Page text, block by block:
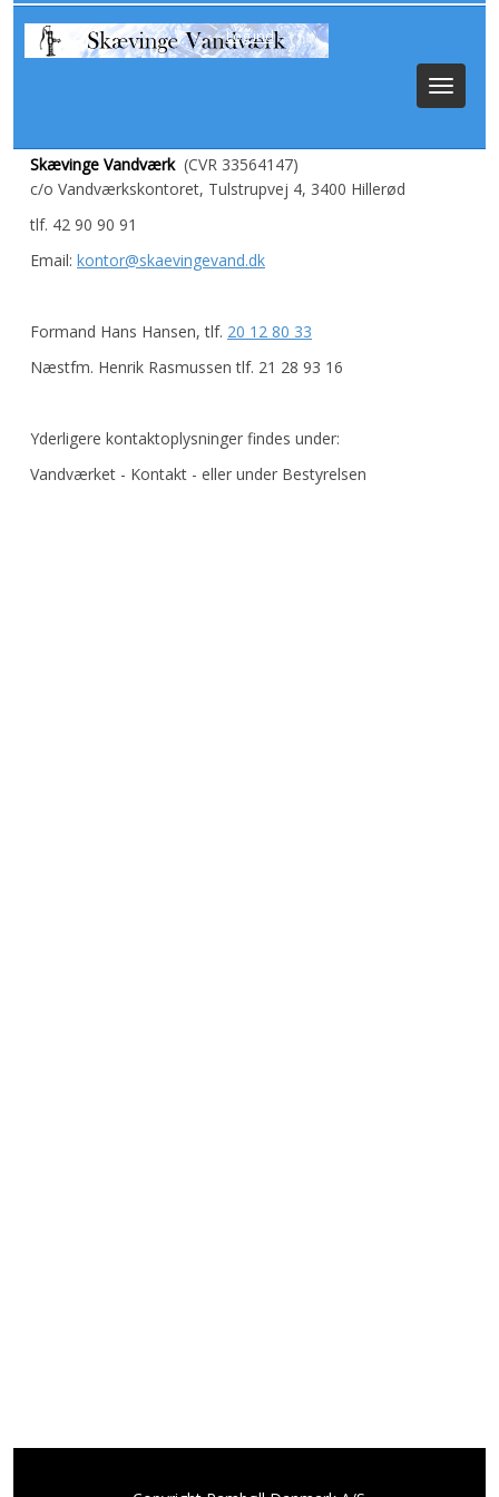
Log ind
Toggle
Skævinge Vandværk(CVR 33564147)
c/o Vandværkskontoret, Tulstrupvej 4, 3400 Hillerød
tlf. 42 90 90 91
Email: kontor@skaevingevand.dk
Formand Hans Hansen, tlf. 20 12 80 33
Næstfm. Henrik Rasmussen tlf. 21 28 93 16
Yderligere kontaktoplysninger findes under:
Vandværket - Kontakt - eller under Bestyrelsen